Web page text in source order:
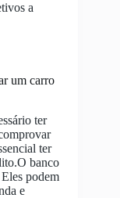
a
um carro
ter
ter
banco
podem
e